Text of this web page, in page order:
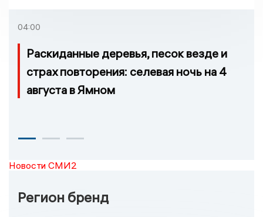
04:00
Раскиданные деревья, песок везде и
страх повторения: селевая ночь на 4
августа в Ямном
Новости СМИ2
Регион бренд